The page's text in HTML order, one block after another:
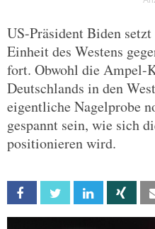
US-Präsident Biden
Einheit des Westens
fort. Obwohl die Ampel-
Deutschlands in den
eigentliche Nagelprobe
gespannt sein, wie sich
positionieren wird.
Facebook Twitter Linkedin Xing